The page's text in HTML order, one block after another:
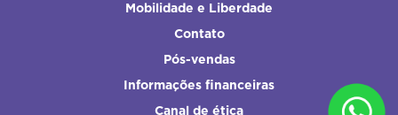
Mobilidade e Liberdade
Contato
Pós-vendas
Informações financeiras
Canal de ética